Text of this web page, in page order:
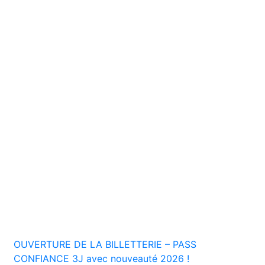
OUVERTURE DE LA BILLETTERIE – PASS
CONFIANCE 3J avec nouveauté 2026 !